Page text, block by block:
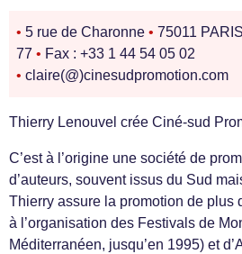
• 5 rue de Charonne • 75011 PARIS
77 • Fax : +33 1 44 54 05 02
• claire(@)cinesudpromotion.com
Thierry Lenouvel crée Ciné-sud
C’est à l’origine une société de
d’auteurs, souvent issus du Sud
Thierry assure la promotion de plus
à l’organisation des Festivals de
Méditerranéen, jusqu’en 1995) et